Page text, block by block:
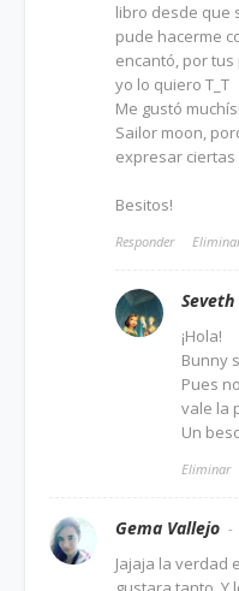
libro desde que
pude hacerme
encantó, por
yo lo quiero T_T
Me gustó
Sailor moon,
expresar
Besitos!
Responder
Seveth
¡Hola!
Bunny
Pues
vale la
Un
Eliminar
Gema Vallejo
Jajaja la verdad